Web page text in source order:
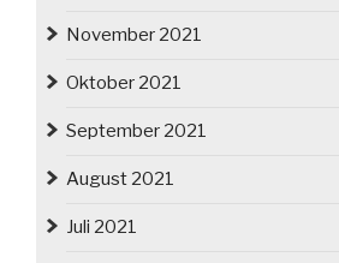
November 2021
Oktober 2021
September 2021
August 2021
Juli 2021